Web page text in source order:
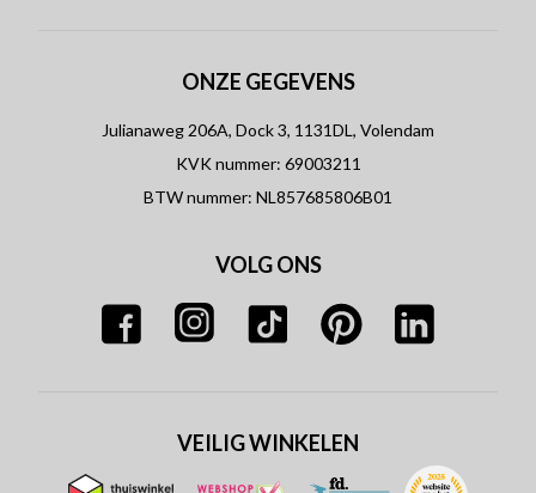
ONZE GEGEVENS
Julianaweg 206A, Dock 3, 1131DL, Volendam
KVK nummer: 69003211
BTW nummer: NL857685806B01
VOLG ONS
VEILIG WINKELEN